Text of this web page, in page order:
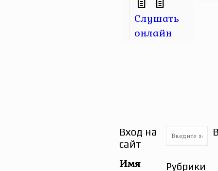
Слушать
онлайн
Вход на
сайт
Имя Рубрики